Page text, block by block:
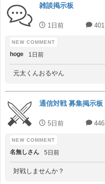
雑談掲示板
1日前 401
hoge 1日前
元太くんおるやん
通信対戦 募集掲示板
5日前 446
名無しさん 5日前
対戦しませんか？